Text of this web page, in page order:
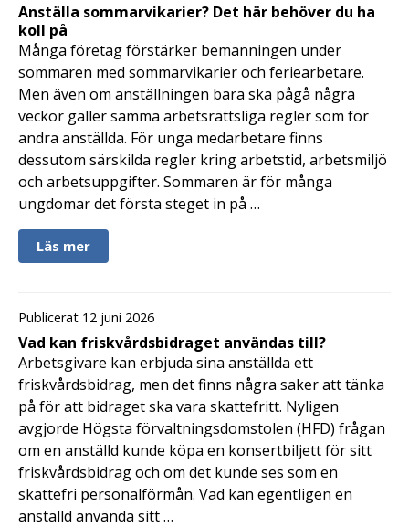
Anställa sommarvikarier? Det här behöver du ha
koll på
Många företag förstärker bemanningen under
sommaren med sommarvikarier och feriearbetare.
Men även om anställningen bara ska pågå några
veckor gäller samma arbetsrättsliga regler som för
andra anställda. För unga medarbetare finns
dessutom särskilda regler kring arbetstid, arbetsmiljö
och arbetsuppgifter. Sommaren är för många
ungdomar det första steget in på …
Läs mer
Publicerat 12 juni 2026
Vad kan friskvårdsbidraget användas till?
Arbetsgivare kan erbjuda sina anställda ett
friskvårdsbidrag, men det finns några saker att tänka
på för att bidraget ska vara skattefritt. Nyligen
avgjorde Högsta förvaltningsdomstolen (HFD) frågan
om en anställd kunde köpa en konsertbiljett för sitt
friskvårdsbidrag och om det kunde ses som en
skattefri personalförmån. Vad kan egentligen en
anställd använda sitt …